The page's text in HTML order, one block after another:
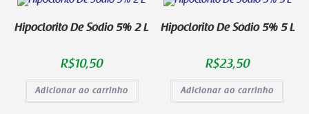
Hipoclorito De Sódio 5% 2 L
R$10,50
Adicionar ao carrinho
Hipoclorito De Sódio 5% 5 L
R$23,50
Adicionar ao carrinho